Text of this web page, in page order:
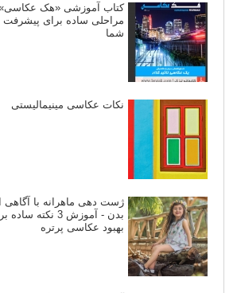
کتاب آموزشی «هک
مراحلی ساده برای
شما
نکات عکاسی مینیمالیستی
ژست دهی ماهرانه با آگاهی
بدن - آموزش 3 نکته
بهبود عکاسی پرتره